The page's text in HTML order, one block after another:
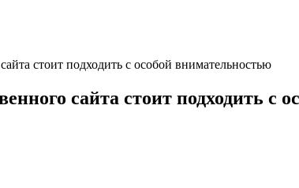
стоит подходить с особой внимательностью
сайта стоит подходить с